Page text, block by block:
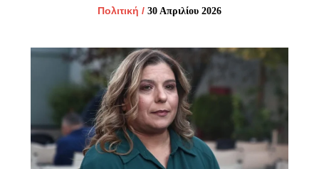
Πολιτική / 30 Απριλίου 2026